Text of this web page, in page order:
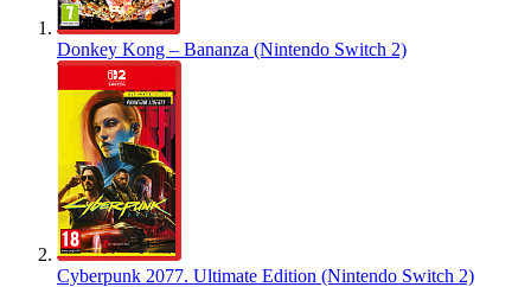
Donkey Kong – Bananza (Nintendo Switch 2)
Cyberpunk 2077. Ultimate Edition (Nintendo Switch 2)